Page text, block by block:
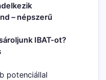
– népszerű
IBAT-ot?
potenciállal